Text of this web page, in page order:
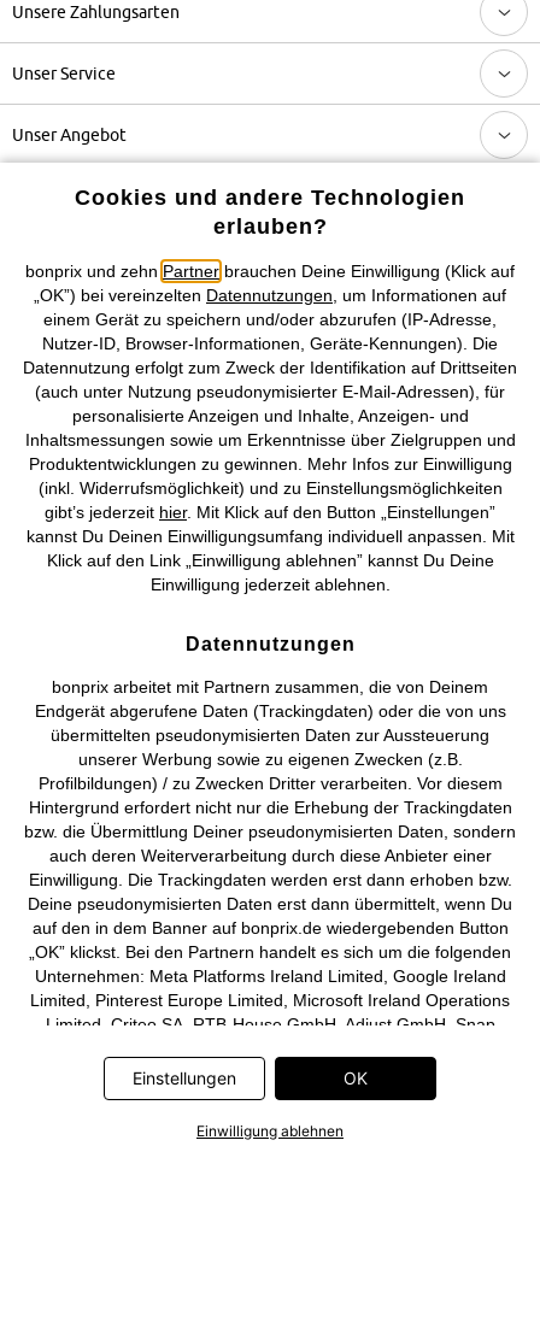
Unsere Zahlungsarten
Unser Service
Unser Angebot
Unser Unternehmen
Topkategorien / Saisonales
Mehr von bonprix auf
Preisangaben inkl. gesetzl. MwSt. und zzgl.Service- &
Versandkosten
AGB Datenschutz Cookie-Einstellungen Impressum
Vertrag widerrufen
Deutsch Français
Cookies und andere Technologien
erlauben?
bonprix und zehn Partner brauchen Deine Einwilligung (Klick auf
„OK”) bei vereinzelten Datennutzungen , um Informationen auf
einem Gerät zu speichern und/oder abzurufen (IP-Adresse,
Nutzer-ID, Browser-Informationen, Geräte-Kennungen). Die
Datennutzung erfolgt zum Zweck der Identifikation auf Drittseiten
(auch unter Nutzung pseudonymisierter E-Mail-Adressen), für
personalisierte Anzeigen und Inhalte, Anzeigen- und
Inhaltsmessungen sowie um Erkenntnisse über Zielgruppen und
Produktentwicklungen zu gewinnen. Mehr Infos zur Einwilligung
(inkl. Widerrufsmöglichkeit) und zu Einstellungsmöglichkeiten
gibt’s jederzeit hier. Mit Klick auf den Button „Einstellungen”
kannst Du Deinen Einwilligungsumfang individuell anpassen. Mit
Klick auf den Link „Einwilligung ablehnen” kannst Du Deine
Einwilligung jederzeit ablehnen.
Datennutzungen
bonprix arbeitet mit Partnern zusammen, die von Deinem
Endgerät abgerufene Daten (Trackingdaten) oder die von uns
übermittelten pseudonymisierten Daten zur Aussteuerung
unserer Werbung sowie zu eigenen Zwecken (z.B.
Profilbildungen) / zu Zwecken Dritter verarbeiten. Vor diesem
Hintergrund erfordert nicht nur die Erhebung der Trackingdaten
bzw. die Übermittlung Deiner pseudonymisierten Daten, sondern
auch deren Weiterverarbeitung durch diese Anbieter einer
Einwilligung. Die Trackingdaten werden erst dann erhoben bzw.
Deine pseudonymisierten Daten erst dann übermittelt, wenn Du
auf den in dem Banner auf bonprix.de wiedergebenden Button
„OK” klickst. Bei den Partnern handelt es sich um die folgenden
Unternehmen: Meta Platforms Ireland Limited, Google Ireland
Limited, Pinterest Europe Limited, Microsoft Ireland Operations
Limited, Criteo SA, RTB-House GmbH, Adjust GmbH, Snap
Technologies UK Limited. Weitere Informationen zu den
Datenverarbeitungen durch diese Partner findest Du in der
einen Link in dem Banner abrufbar.
Einstellungen OK
Einwilligung ablehnen